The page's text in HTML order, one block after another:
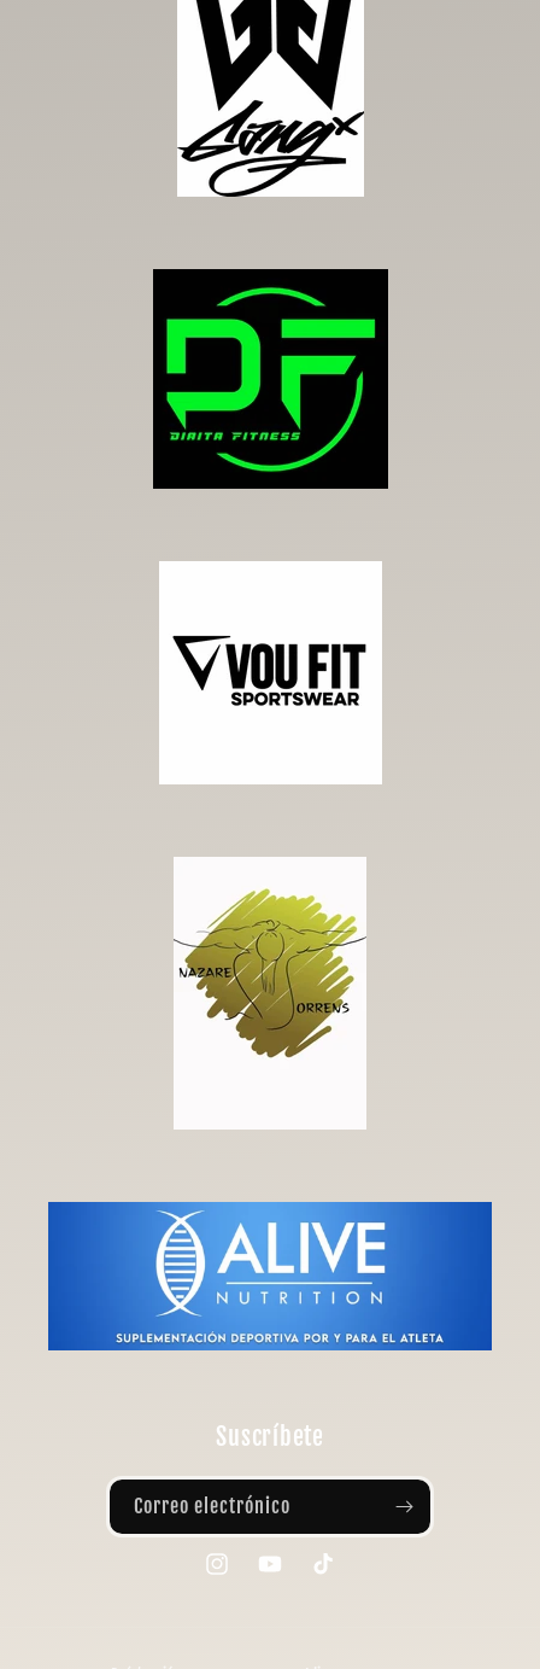
Suscríbete
Correo electrónico
InstagramYouTube TikTok